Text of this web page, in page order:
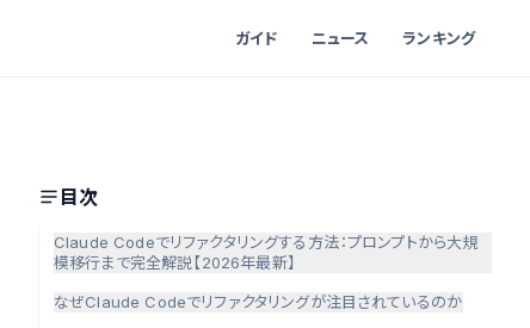
ガイド ニュース ランキング
目次
Claude Codeでリファクタリングする方法：プロンプトから大規
模移行まで完全解説【2026年最新】
なぜClaude Codeでリファクタリングが注目されているのか